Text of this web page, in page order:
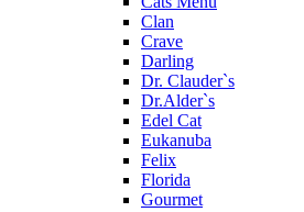
Clan
Crave
Darling
Dr. Clauder`s
Dr.Alder`s
Edel Cat
Eukanuba
Felix
Florida
Gourmet